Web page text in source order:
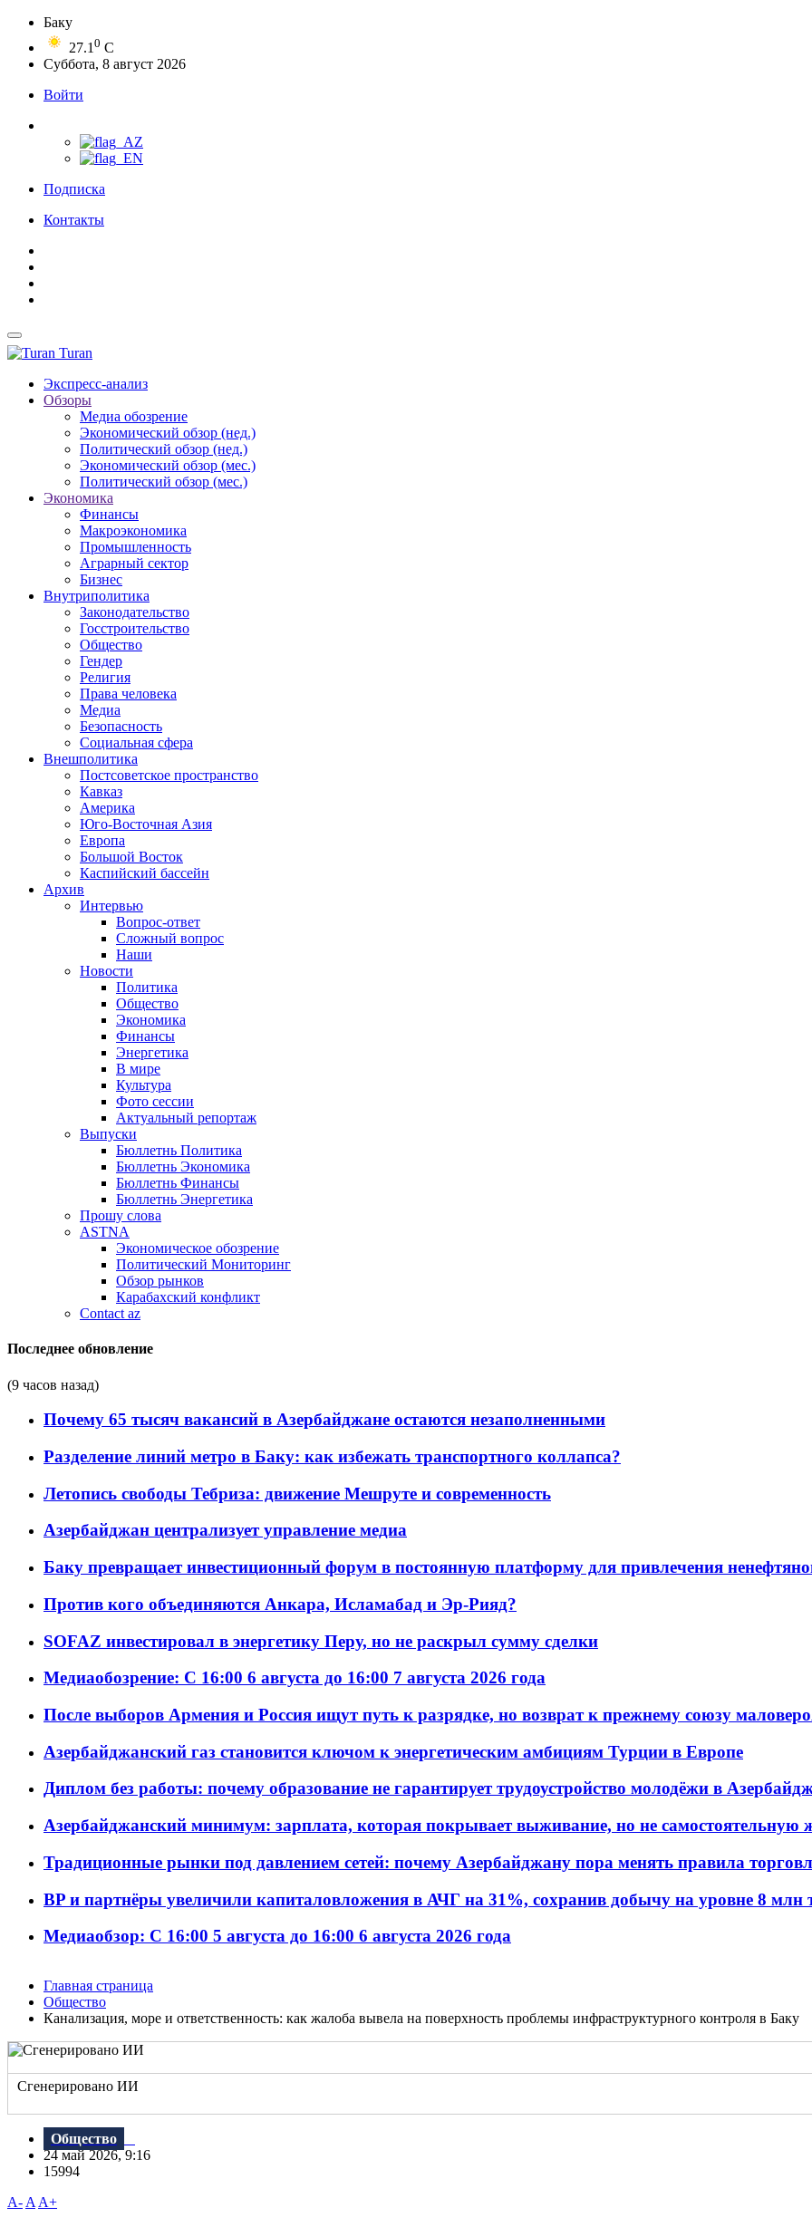
Баку
27.1 0 C
Суббота, 8 август 2026
Войти
Подписка
Контакты
Turan
Экспресс-анализ
Обзоры
Медиа обозрение
Экономический обзор (нед.)
Политический обзор (нед.)
Экономический обзор (мес.)
Политический обзор (мес.)
Экономика
Финансы
Макроэкономика
Промышленность
Аграрный сектор
Бизнес
Внутриполитика
Законодательство
Госстроительство
Общество
Гендер
Религия
Права человека
Медиа
Безопасность
Социальная сфера
Внешполитика
Постсоветское пространство
Кавказ
Америка
Юго-Восточная Азия
Европа
Большой Восток
Каспийский бассейн
Архив
Интервью
Вопрос-ответ
Сложный вопрос
Наши
Новости
Политика
Общество
Экономика
Финансы
Энергетика
В мире
Культура
Фото сессии
Актуальный репортаж
Выпуски
Бюллетнь Политика
Бюллетнь Экономика
Бюллетнь Финансы
Бюллетнь Энергетика
Прошу слова
ASTNA
Экономическое обозрение
Политический Мониторинг
Обзор рынков
Карабахский конфликт
Contact az
Последнее обновление
(9 часов назад)
Почему 65 тысяч вакансий в Азербайджане остаются незаполненными
Разделение линий метро в Баку: как избежать транспортного коллапса?
Летопись свободы Тебриза: движение Мешруте и современность
Азербайджан централизует управление медиа
Баку превращает инвестиционный форум в постоянную платформу для привлечения
Против кого объединяются Анкара, Исламабад и Эр-Рияд?
SOFAZ инвестировал в энергетику Перу, но не раскрыл сумму сделки
Медиаобозрение: С 16:00 6 августа до 16:00 7 августа 2026 года
После выборов Армения и Россия ищут путь к разрядке, но возврат к прежнему союзу
Азербайджанский газ становится ключом к энергетическим амбициям Турции в Европе
Диплом без работы: почему образование не гарантирует трудоустройство молодёжи в
Азербайджанский минимум: зарплата, которая покрывает выживание, но не самостоятельную
Традиционные рынки под давлением сетей: почему Азербайджану пора менять правила
BP и партнёры увеличили капиталовложения в АЧГ на 31%, сохранив добычу на уровне 8 млн
Медиаобзор: С 16:00 5 августа до 16:00 6 августа 2026 года
Главная страница
Общество
Канализация, море и ответственность: как жалоба вывела на поверхность проблемы инфраструктурного контроля в Баку
Сгенерировано ИИ
Общество
24 май 2026, 9:16
15994
A- A A+